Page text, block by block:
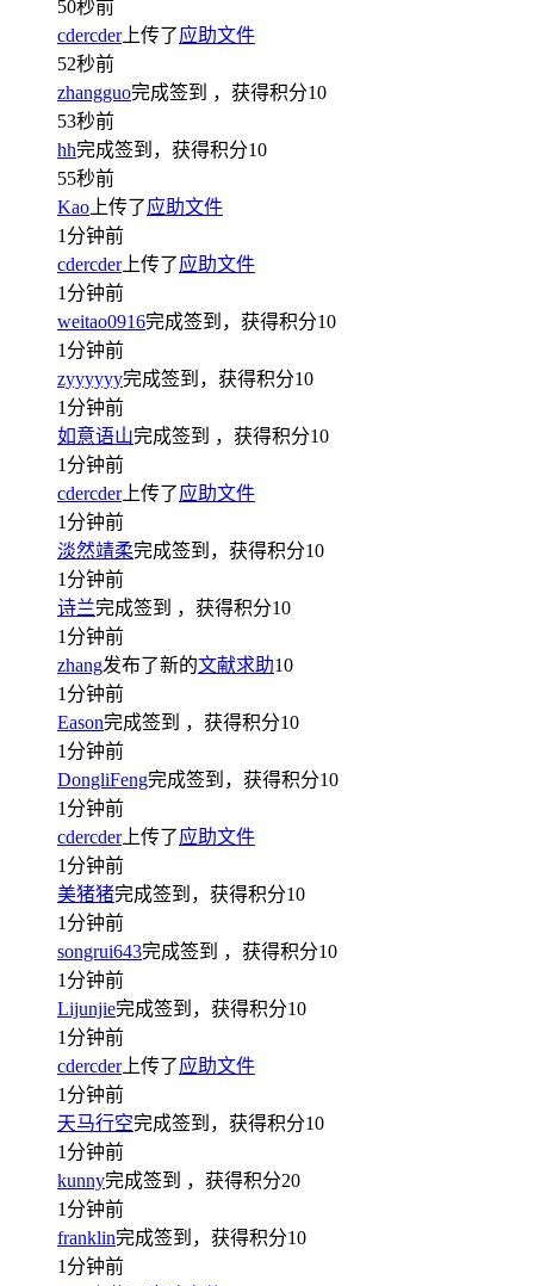
50秒前
cdercder上传了应助文件
52秒前
zhangguo完成签到 ，获得积分10
53秒前
hh完成签到，获得积分10
55秒前
Kao 上传了应助文件
1分钟前
cdercder上传了应助文件
1分钟前
weitao0916完成签到，获得积分10
1分钟前
zyyyyyy完成签到，获得积分10
1分钟前
如意语山完成签到 ，获得积分10
1分钟前
cdercder上传了应助文件
1分钟前
淡然靖柔完成签到，获得积分10
1分钟前
诗兰完成签到 ，获得积分10
1分钟前
zhang发布了新的文献求助10
1分钟前
Eason完成签到 ，获得积分10
1分钟前
DongliFeng完成签到，获得积分10
1分钟前
cdercder上传了应助文件
1分钟前
美猪猪完成签到，获得积分10
1分钟前
songrui643完成签到 ，获得积分10
1分钟前
Lijunjie完成签到，获得积分10
1分钟前
cdercder上传了应助文件
1分钟前
天马行空完成签到，获得积分10
1分钟前
kunny完成签到 ，获得积分20
1分钟前
franklin完成签到，获得积分10
1分钟前